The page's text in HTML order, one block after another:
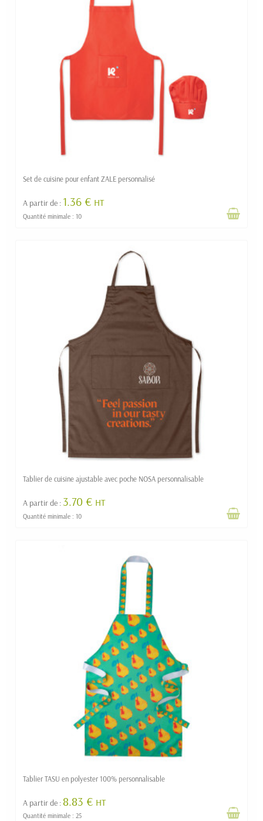
Set de cuisine pour enfant ZALE personnalisé
A partir de : 1.36 € HT
Quantité minimale : 10
Tablier de cuisine ajustable avec poche NOSA personnalisable
A partir de : 3.70 € HT
Quantité minimale : 10
Tablier TASU en polyester 100% personnalisable
A partir de : 8.83 € HT
Quantité minimale : 25